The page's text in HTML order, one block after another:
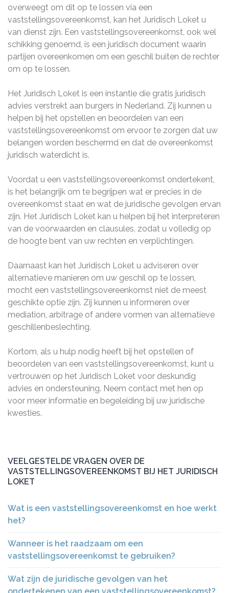
overweegt om dit op te lossen via een
vaststellingsovereenkomst, kan het Juridisch Loket u
van dienst zijn. Een vaststellingsovereenkomst, ook wel
schikking genoemd, is een juridisch document waarin
partijen overeenkomen om een geschil buiten de rechter
om op te lossen.
Het Juridisch Loket is een instantie die gratis juridisch
advies verstrekt aan burgers in Nederland. Zij kunnen u
helpen bij het opstellen en beoordelen van een
vaststellingsovereenkomst om ervoor te zorgen dat uw
belangen worden beschermd en dat de overeenkomst
juridisch waterdicht is.
Voordat u een vaststellingsovereenkomst ondertekent,
is het belangrijk om te begrijpen wat er precies in de
overeenkomst staat en wat de juridische gevolgen ervan
zijn. Het Juridisch Loket kan u helpen bij het interpreteren
van de voorwaarden en clausules, zodat u volledig op
de hoogte bent van uw rechten en verplichtingen.
Daarnaast kan het Juridisch Loket u adviseren over
alternatieve manieren om uw geschil op te lossen,
mocht een vaststellingsovereenkomst niet de meest
geschikte optie zijn. Zij kunnen u informeren over
mediation, arbitrage of andere vormen van alternatieve
geschillenbeslechting.
Kortom, als u hulp nodig heeft bij het opstellen of
beoordelen van een vaststellingsovereenkomst, kunt u
vertrouwen op het Juridisch Loket voor deskundig
advies en ondersteuning. Neem contact met hen op
voor meer informatie en begeleiding bij uw juridische
kwesties.
VEELGESTELDE VRAGEN OVER DE
VASTSTELLINGSOVEREENKOMST BIJ HET JURIDISCH
LOKET
Wat is een vaststellingsovereenkomst en hoe werkt
het?
Wanneer is het raadzaam om een
vaststellingsovereenkomst te gebruiken?
Wat zijn de juridische gevolgen van het